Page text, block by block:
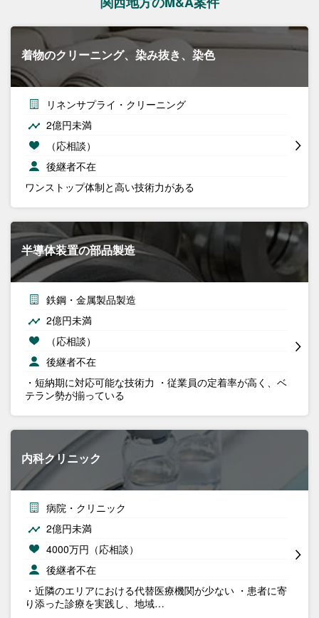
着物のクリーニング、染み抜き、染色
リネンサプライ・クリーニング
2億円未満
（応相談）
後継者不在
ワンストップ体制と高い技術力がある
半導体装置の部品製造
鉄鋼・金属製品製造
2億円未満
（応相談）
後継者不在
・短納期に対応可能な技術力 ・従業員の定着率が高く、ベ
テラン勢が揃っている
内科クリニック
病院・クリニック
2億円未満
4000万円（応相談）
後継者不在
・近隣のエリアにおける代替医療機関が少ない ・患者に寄
り添った診療を実践し、地域…